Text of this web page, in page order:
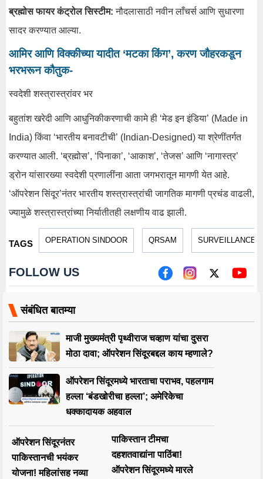
ब्रह्मोस फायर कंट्रोल सिस्टीम: नौदलासाठी नवीन लाँचर्स आणि सुधारणा
सादर करण्यात आल्या.
आमिर आणि विक्कीच्या यादीत ‘मटका किंग’, करण जौहरकडून
भरभरून कौतुक-
स्वदेशी शस्त्रास्त्रांवर भर
बहुतांश खरेदी आणि आधुनिकीकरणाची कामे ही ‘मेड इन इंडिया’ (Made in
India) किंवा ‘भारतीय बनावटीची’ (Indian-Designed) या श्रेणींतर्गत
करण्यात आली. ‘ब्रह्मोस’, ‘पिनाका’, ‘आकाश’, ‘तेजस’ आणि ‘नागास्त्र’
ड्रोन यांसारख्या स्वदेशी प्रणालींना आता जगभरातून मागणी येत आहे.
‘ऑपरेशन सिंदूर’नंतर भारतीय शस्त्रास्त्रांची जागतिक मागणी प्रचंड वाढली,
ज्यामुळे शस्त्रास्त्रांच्या निर्यातीतही लक्षणीय वाढ झाली.
TAGS OPERATION SINDOOR QRSAM SURVEILLANCE
FOLLOW US
संबंधित बातम्या
माजी मुख्यमंत्री पृथ्वीराज चव्हाण यांचा दुसरा
मोठा दावा; ऑपरेशन सिंदूरबद्दल काय म्हणाले?
ऑपरेशन सिंदूरमध्ये भारताचा पराभव, पहलगाम
हल्ला ‘बंडखोरीचा हल्ला’; अमेरिकेचा
धक्कादायक अहवाल
ऑपरेशन सिंदूरनंतर
पाकिस्तानची भयंकर
योजना! महिलांसह नव्या
पाकिस्तान टीमचा
दहशतवाद्यांना पाठिंबा!
ऑपरेशन सिंदूरमध्ये मारले